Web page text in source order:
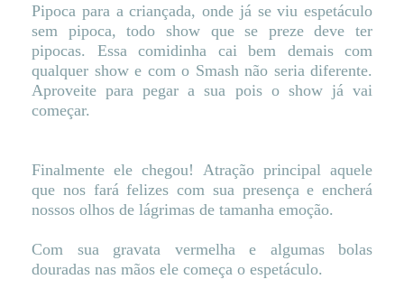
Pipoca para a criançada, onde já se viu espetáculo
sem pipoca, todo show que se preze deve ter
pipocas. Essa comidinha cai bem demais com
qualquer show e com o Smash não seria diferente.
Aproveite para pegar a sua pois o show já vai
começar.
Finalmente ele chegou! Atração principal aquele
que nos fará felizes com sua presença e encherá
nossos olhos de lágrimas de tamanha emoção.
Com sua gravata vermelha e algumas bolas
douradas nas mãos ele começa o espetáculo.